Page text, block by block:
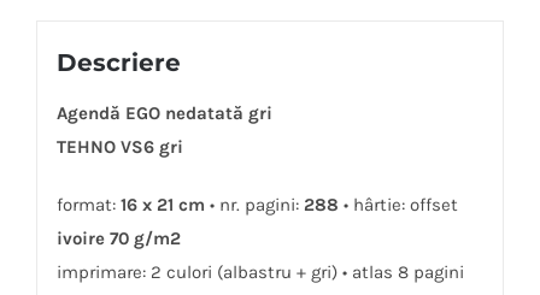
Descriere
Agendă EGO nedatată gri
TEHNO VS6 gri
format: 16 x 21 cm • nr. pagini: 288 • hârtie: offset
ivoire 70 g/m2
imprimare: 2 culori (albastru + gri) • atlas 8 pagini